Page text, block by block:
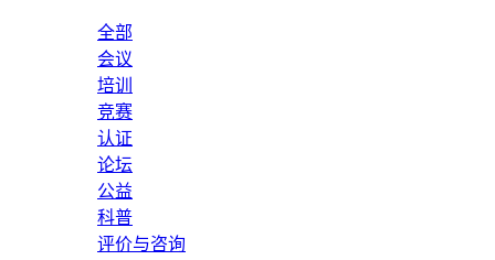
全部
会议
培训
竞赛
认证
论坛
公益
科普
评价与咨询